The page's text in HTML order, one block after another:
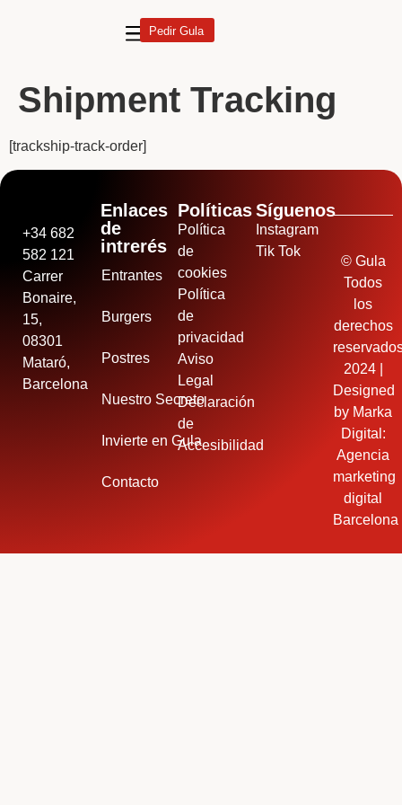
Pedir Gula
Shipment Tracking
[trackship-track-order]
+34 682
582 121
Carrer
Bonaire,
15,
08301
Mataró,
Barcelona
Enlaces
de
intrerés
Entrantes
Burgers
Postres
Nuestro Secreto
Invierte en Gula
Contacto
Políticas
Política
de
cookies
Política
de
privacidad
Aviso
Legal
Declaración
de
Accesibilidad
Síguenos
Instagram
Tik Tok
© Gula
Todos
los
derechos
2024 |
Designed
by Marka
Digital:
Agencia
marketing
digital
Barcelona